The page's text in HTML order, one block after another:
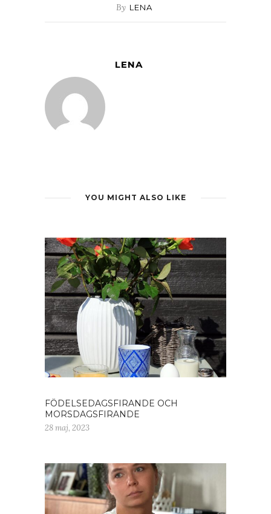
By LENA
LENA
YOU MIGHT ALSO LIKE
FÖDELSEDAGSFIRANDE OCH
MORSDAGSFIRANDE
28 maj, 2023